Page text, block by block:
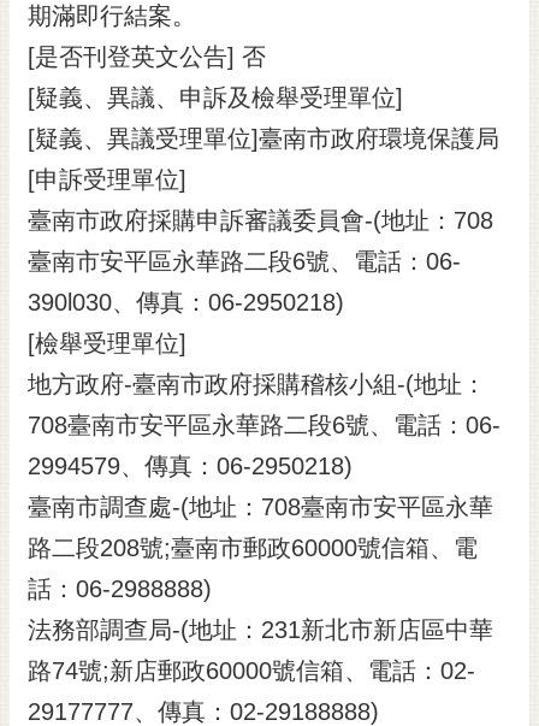
期滿即行結案。
[是否刊登英文公告] 否
[疑義、異議、申訴及檢舉受理單位]
[疑義、異議受理單位]臺南市政府環境保護局
[申訴受理單位]
臺南市政府採購申訴審議委員會-(地址：708
臺南市安平區永華路二段6號、電話：06-
390l030、傳真：06-2950218)
[檢舉受理單位]
地方政府-臺南市政府採購稽核小組-(地址：
708臺南市安平區永華路二段6號、電話：06-
2994579、傳真：06-2950218)
臺南市調查處-(地址：708臺南市安平區永華
路二段208號;臺南市郵政60000號信箱、電
話：06-2988888)
法務部調查局-(地址：231新北市新店區中華
路74號;新店郵政60000號信箱、電話：02-
29177777、傳真：02-29188888)